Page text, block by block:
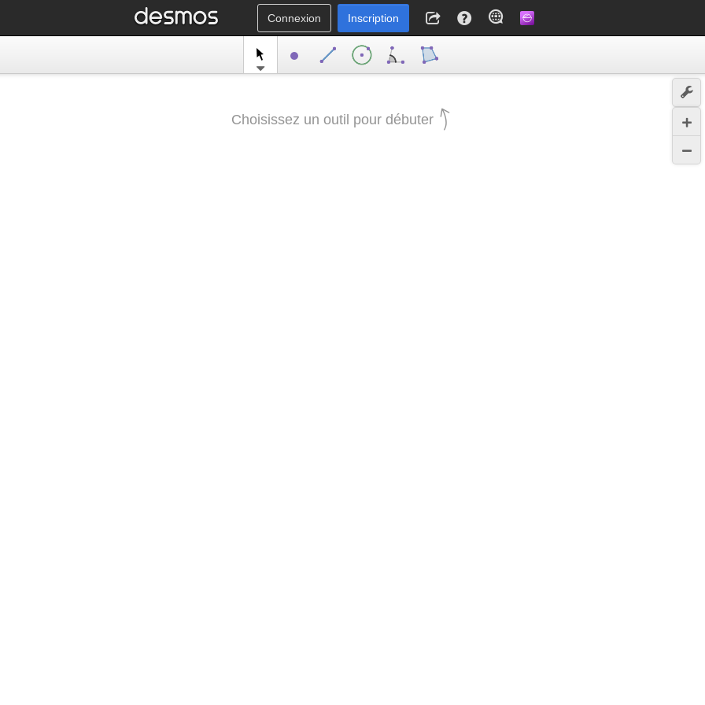
Connexion Inscription
Choisissez un outil pour débuter